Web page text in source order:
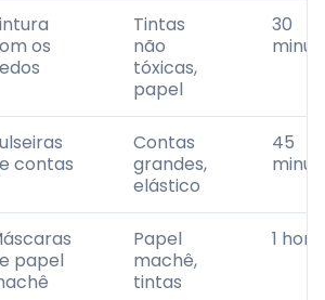
os
Tintas
não
tóxicas,
papel
30
contas
Contas
grandes,
elástico
45
papel
Papel
machê,
tintas
1 hora